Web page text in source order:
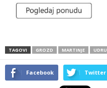
TAGOVI GROZD MARTINJE
Facebook Twitter